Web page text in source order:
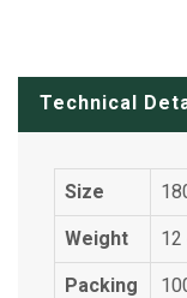
Technical
Size
Weight 12
Packing